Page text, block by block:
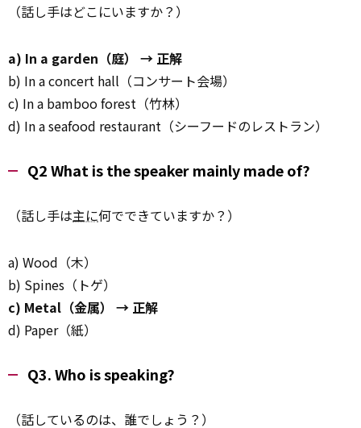
（話し手はどこにいますか？）
a) In a garden（庭） → 正解
b) In a concert hall（コンサート会場）
c) In a bamboo forest（竹林）
d) In a seafood restaurant（シーフードのレストラン）
Q2 What is the speaker mainly made of?
（話し手は主に何でできていますか？）
a) Wood（木）
b) Spines（トゲ）
c) Metal（金属） → 正解
d) Paper（紙）
Q3. Who is speaking?
（話しているのは、誰でしょう？）